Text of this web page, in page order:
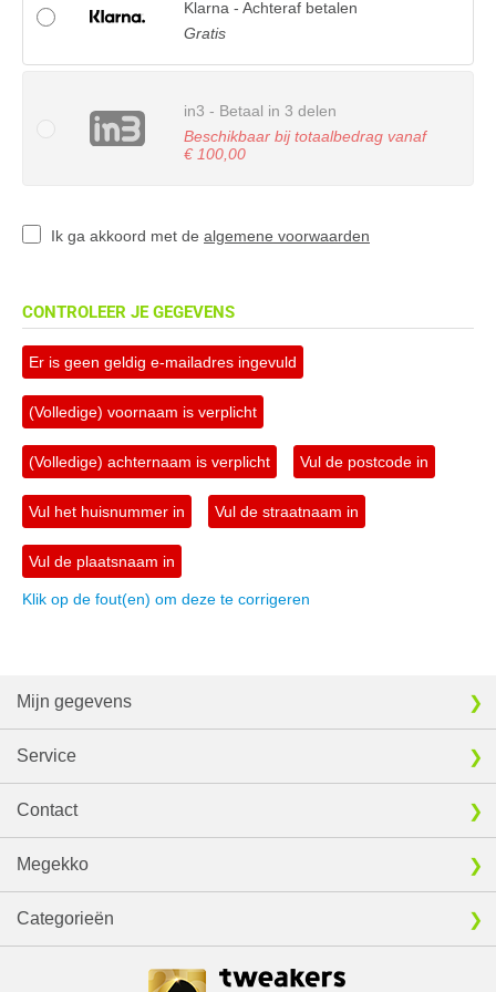
Klarna - Achteraf betalen
Gratis
in3 - Betaal in 3 delen
Beschikbaar bij totaalbedrag vanaf
€ 100,00
Ik ga akkoord met de algemene voorwaarden
CONTROLEER JE GEGEVENS
Er is geen geldig e-mailadres ingevuld
(Volledige) voornaam is verplicht
(Volledige) achternaam is verplicht Vul de postcode in
Vul het huisnummer in Vul de straatnaam in
Vul de plaatsnaam in
Klik op de fout(en) om deze te corrigeren
Mijn gegevens
Service
Contact
Megekko
Categorieën